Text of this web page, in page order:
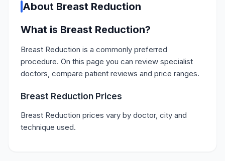
About Breast Reduction
What is Breast Reduction?
Breast Reduction is a commonly preferred
procedure. On this page you can review specialist
doctors, compare patient reviews and price ranges.
Breast Reduction Prices
Breast Reduction prices vary by doctor, city and
technique used.